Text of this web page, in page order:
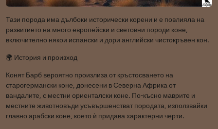
Тази порода има дълбоки исторически корени и е повлияла на
развитието на много европейски и световни породи коне,
включително някои испански и дори английски чистокръвен кон.
🌍 История и произход
Конят Барб вероятно произлиза от кръстосването на
старогермански коне, донесени в Северна Африка от
вандалите, с местни ориенталски коне. По-късно маврите и
местните животновъди усъвършенстват породата, използвайки
главно арабски коне, което ѝ придава характерни черти.